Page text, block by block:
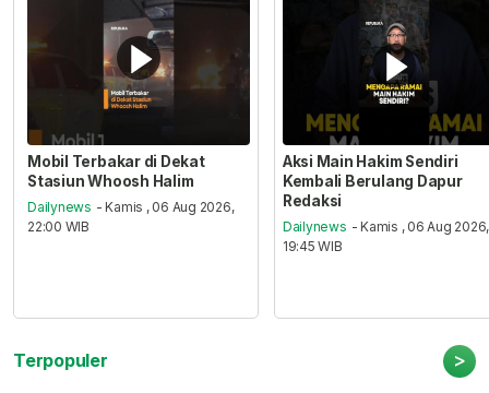
Mobil Terbakar di Dekat
Stasiun Whoosh Halim
Dailynews - Kamis , 06 Aug 2026,
22:00 WIB
Aksi Main Hakim Sendiri
Kembali Berulang Dapur
Redaksi
Dailynews - Kamis , 06 Aug 2026,
19:45 WIB
Terpopuler >